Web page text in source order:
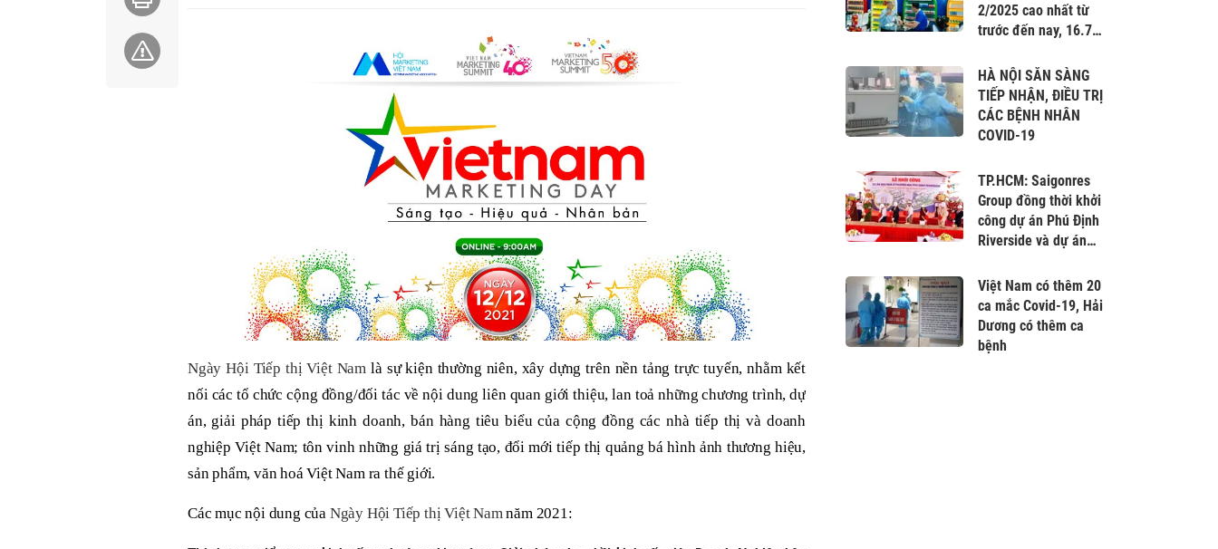
Ngày Hội Tiếp thị Việt Nam là sự kiện thường niên, xây dựng trên nền tảng trực tuyến, nhằm kết
nối các tổ chức cộng đồng/đối tác về nội dung liên quan giới thiệu, lan toả những chương trình, dự
án, giải pháp tiếp thị kinh doanh, bán hàng tiêu biểu của cộng đồng các nhà tiếp thị và doanh
nghiệp Việt Nam; tôn vinh những giá trị sáng tạo, đổi mới tiếp thị quảng bá hình ảnh thương hiệu,
sản phẩm, văn hoá Việt Nam ra thế giới.
Các mục nội dung của Ngày Hội Tiếp thị Việt Namnăm 2021:
2/2025 cao nhất từ
trước đến nay, 16.745
HÀ NỘI SẴN SÀNG
TIẾP NHẬN, ĐIỀU TRỊ
CÁC BỆNH NHÂN
COVID-19
TP.HCM: Saigonres
Group đồng thời khởi
công dự án Phú Định
Riverside và dự án
Phú
Việt Nam có thêm 20
ca mắc Covid-19, Hải
Dương có thêm ca
bệnh